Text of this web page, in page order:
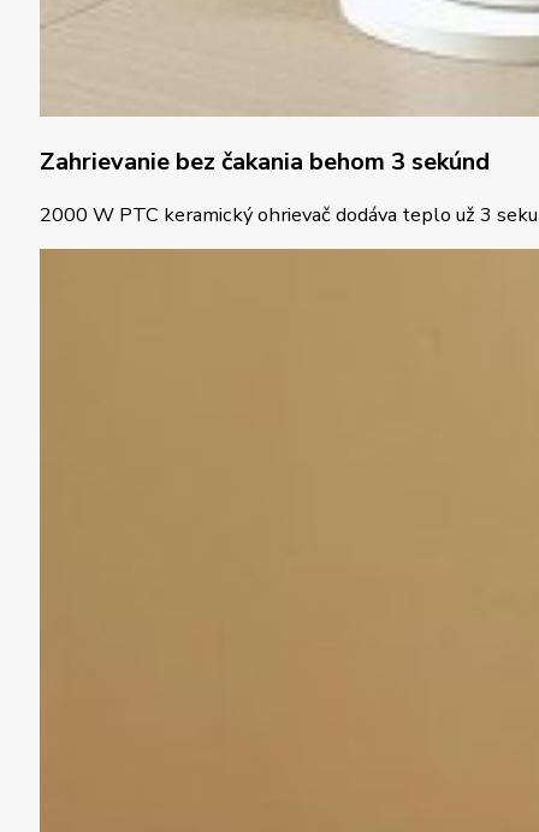
Zahrievanie bez čakania behom 3 sekúnd
2000 W PTC keramický ohrievač dodáva teplo už 3